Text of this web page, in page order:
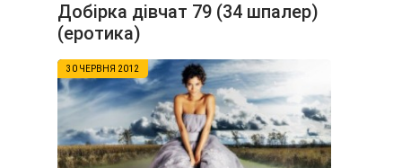
Добірка дівчат 79 (34 шпалер)
(еротика)
30 ЧЕРВНЯ 2012